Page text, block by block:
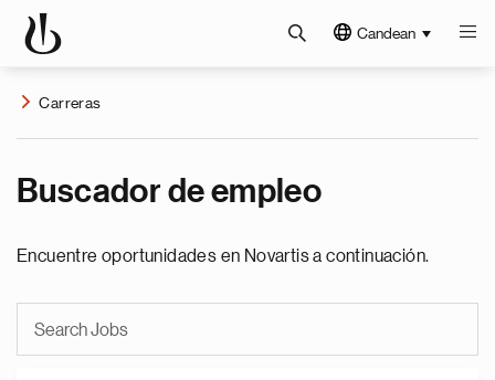
Candean
Carreras
Buscador de empleo
Encuentre oportunidades en Novartis a continuación.